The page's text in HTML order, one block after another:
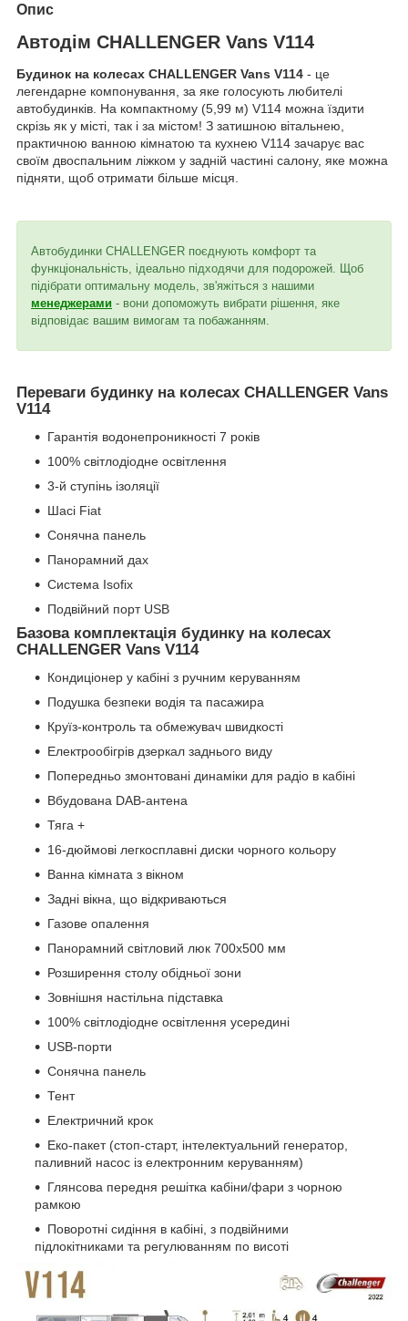
Опис
Автодім CHALLENGER Vans V114
Будинок на колесах CHALLENGER Vans V114 - це
легендарне компонування, за яке голосують любителі
автобудинків. На компактному (5,99 м) V114 можна їздити
скрізь як у місті, так і за містом! З затишною вітальнею,
практичною ванною кімнатою та кухнею V114 зачарує вас
своїм двоспальним ліжком у задній частині салону, яке можна
підняти, щоб отримати більше місця.
Автобудинки CHALLENGER поєднують комфорт та
функціональність, ідеально підходячи для подорожей. Щоб
підібрати оптимальну модель, зв'яжіться з нашими
менеджерами - вони допоможуть вибрати рішення, яке
відповідає вашим вимогам та побажанням.
Переваги будинку на колесах CHALLENGER Vans
V114
Гарантія водонепроникності 7 років
100% світлодіодне освітлення
3-й ступінь ізоляції
Шасі Fiat
Сонячна панель
Панорамний дах
Система Isofix
Подвійний порт USB
Базова комплектація будинку на колесах
CHALLENGER Vans V114
Кондиціонер у кабіні з ручним керуванням
Подушка безпеки водія та пасажира
Круїз-контроль та обмежувач швидкості
Електрообігрів дзеркал заднього виду
Попередньо змонтовані динаміки для радіо в кабіні
Вбудована DAB-антена
Тяга +
16-дюймові легкосплавні диски чорного кольору
Ванна кімната з вікном
Задні вікна, що відкриваються
Газове опалення
Панорамний світловий люк 700x500 мм
Розширення столу обідньої зони
Зовнішня настільна підставка
100% світлодіодне освітлення усередині
USB-порти
Сонячна панель
Тент
Електричний крок
Еко-пакет (стоп-старт, інтелектуальний генератор,
паливний насос із електронним керуванням)
Глянсова передня решітка кабіни/фари з чорною
рамкою
Поворотні сидіння в кабіні, з подвійними
підлокітниками та регулюванням по висоті